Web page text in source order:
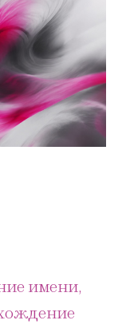
имени,